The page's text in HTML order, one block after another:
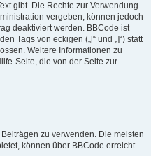
gibt. Die Rechte zur Verwendung
vergeben, können jedoch
deaktiviert werden. BBCode ist
Tags von eckigen („[“ und „]“) statt
Weitere Informationen zu
Seite, die von der Seite zur
zu verwenden. Die meisten
können über BBCode erreicht